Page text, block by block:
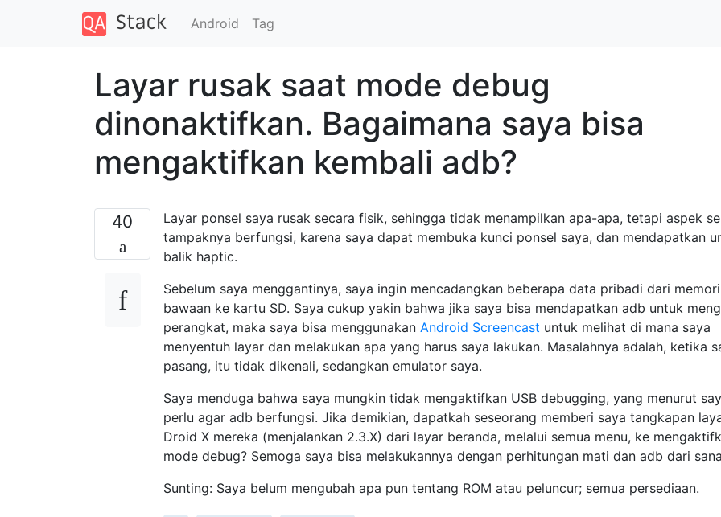
Android Tag
Layar rusak saat mode debug
dinonaktifkan. Bagaimana saya bisa
mengaktifkan kembali adb?
40
Layar ponsel saya rusak secara fisik, sehingga tidak menampilkan apa-apa, tetapi aspek
tampaknya berfungsi, karena saya dapat membuka kunci ponsel saya, dan mendapatkan
balik haptic.
Sebelum saya menggantinya, saya ingin mencadangkan beberapa data pribadi dari memori
bawaan ke kartu SD. Saya cukup yakin bahwa jika saya bisa mendapatkan adb untuk
perangkat, maka saya bisa menggunakan Android Screencast untuk melihat di mana saya
menyentuh layar dan melakukan apa yang harus saya lakukan. Masalahnya adalah, ketika
pasang, itu tidak dikenali, sedangkan emulator saya.
Saya menduga bahwa saya mungkin tidak mengaktifkan USB debugging, yang menurut
perlu agar adb berfungsi. Jika demikian, dapatkah seseorang memberi saya tangkapan
Droid X mereka (menjalankan 2.3.X) dari layar beranda, melalui semua menu, ke
mode debug? Semoga saya bisa melakukannya dengan perhitungan mati dan adb dari
Sunting: Saya belum mengubah apa pun tentang ROM atau peluncur; semua persediaan.